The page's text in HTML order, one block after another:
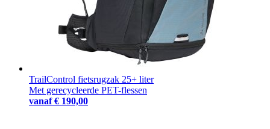
TrailControl fietsrugzak 25+ liter
Met gerecycleerde PET-flessen
vanaf € 190,00